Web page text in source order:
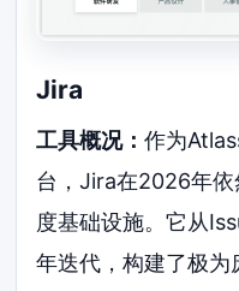
Jira
工具概况：作为
台，Jira在2026年依
度基础设施。它从
年迭代，构建了极